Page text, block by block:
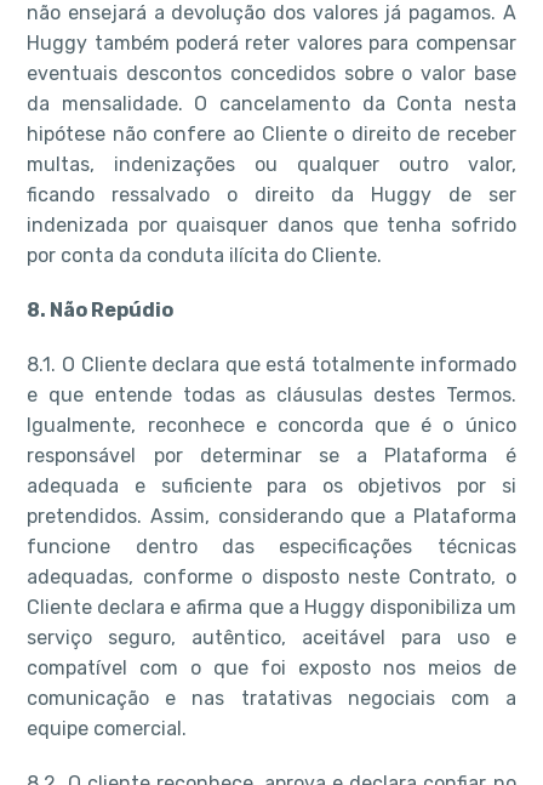
não ensejará a devolução dos valores já pagamos. A
Huggy também poderá reter valores para compensar
eventuais descontos concedidos sobre o valor base
da mensalidade. O cancelamento da Conta nesta
hipótese não confere ao Cliente o direito de receber
multas, indenizações ou qualquer outro valor,
ficando ressalvado o direito da Huggy de ser
indenizada por quaisquer danos que tenha sofrido
por conta da conduta ilícita do Cliente.
8. Não Repúdio
8.1. O Cliente declara que está totalmente informado
e que entende todas as cláusulas destes Termos.
Igualmente, reconhece e concorda que é o único
responsável por determinar se a Plataforma é
adequada e suficiente para os objetivos por si
pretendidos. Assim, considerando que a Plataforma
funcione dentro das especificações técnicas
adequadas, conforme o disposto neste Contrato, o
Cliente declara e afirma que a Huggy disponibiliza um
serviço seguro, autêntico, aceitável para uso e
compatível com o que foi exposto nos meios de
comunicação e nas tratativas negociais com a
equipe comercial.